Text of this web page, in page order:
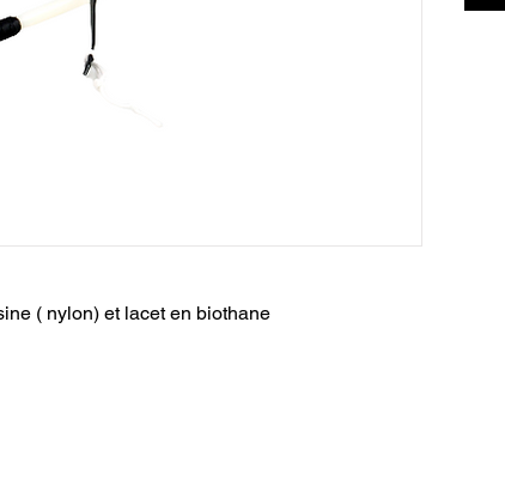
( nylon) et lacet en biothane